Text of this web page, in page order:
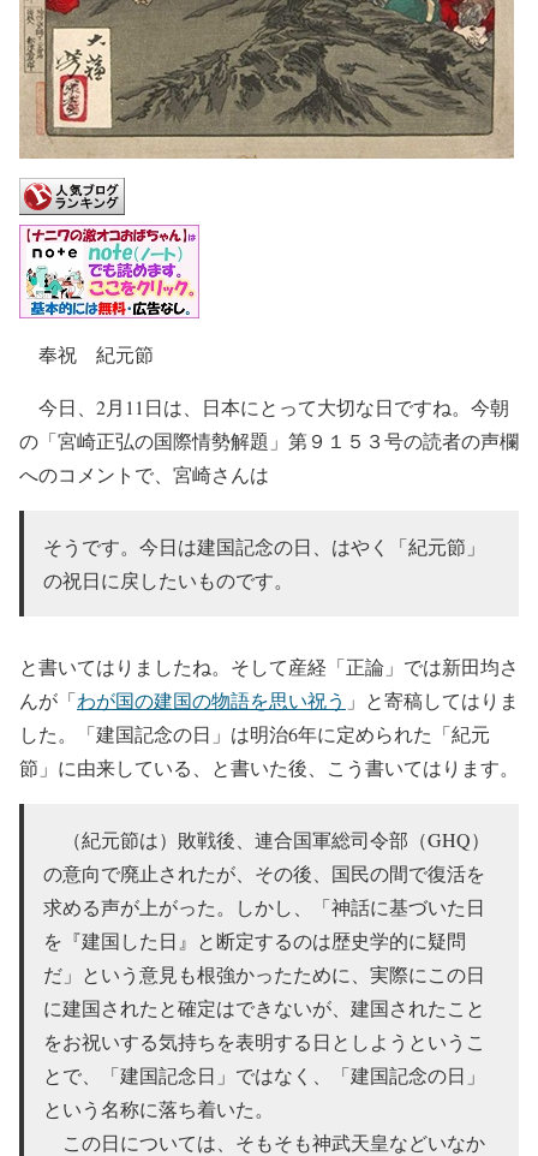
奉祝 紀元節
今日、2月11日は、日本にとって大切な日ですね。今朝
の「宮崎正弘の国際情勢解題」第９１５３号の読者の声欄
へのコメントで、宮崎さんは
そうです。今日は建国記念の日、はやく「紀元節」
の祝日に戻したいものです。
と書いてはりましたね。そして産経「正論」では新田均さ
んが「わが国の建国の物語を思い祝う 」と寄稿してはりま
した。「建国記念の日」は明治6年に定められた「紀元
節」に由来している、と書いた後、こう書いてはります。
（紀元節は）敗戦後、連合国軍総司令部（GHQ）
の意向で廃止されたが、その後、国民の間で復活を
求める声が上がった。しかし、「神話に基づいた日
を『建国した日』と断定するのは歴史学的に疑問
だ」という意見も根強かったために、実際にこの日
に建国されたと確定はできないが、建国されたこと
をお祝いする気持ちを表明する日としようというこ
とで、「建国記念日」ではなく、「建国記念の日」
という名称に落ち着いた。
この日については、そもそも神武天皇などいなか